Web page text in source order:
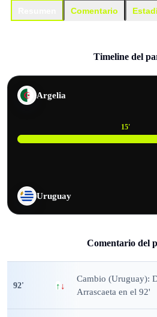
Comentario
Timeline del
Argelia
15'
Uruguay
Comentario del
92' ↑ ↓
Cambio (Uruguay):
Arrascaeta en el 92'